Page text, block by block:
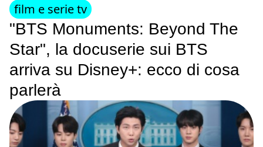
film e serie tv
"BTS Monuments: Beyond The
Star", la docuserie sui BTS
arriva su Disney+: ecco di cosa
parlerà